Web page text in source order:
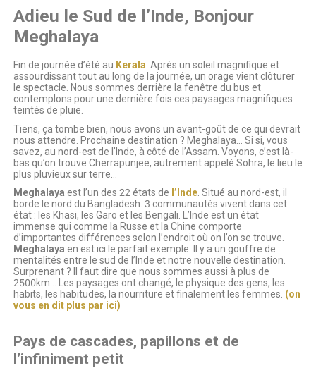
Adieu le Sud de l’Inde, Bonjour
Meghalaya
Fin de journée d’été au Kerala . Après un soleil magnifique et
assourdissant tout au long de la journée, un orage vient clôturer
le spectacle. Nous sommes derrière la fenêtre du bus et
contemplons pour une dernière fois ces paysages magnifiques
teintés de pluie.
Tiens, ça tombe bien, nous avons un avant-goût de ce qui devrait
nous attendre. Prochaine destination ? Meghalaya… Si si, vous
savez, au nord-est de l’Inde, à côté de l’Assam. Voyons, c’est là-
bas qu’on trouve Cherrapunjee, autrement appelé Sohra, le lieu le
plus pluvieux sur terre…
Meghalaya est l’un des 22 états de l’Inde. Situé au nord-est, il
borde le nord du Bangladesh. 3 communautés vivent dans cet
état : les Khasi, les Garo et les Bengali. L’Inde est un état
immense qui comme la Russe et la Chine comporte
d’importantes différences selon l’endroit où on l’on se trouve.
Meghalaya en est ici le parfait exemple. Il y a un gouffre de
mentalités entre le sud de l’Inde et notre nouvelle destination.
Surprenant ? Il faut dire que nous sommes aussi à plus de
2500km… Les paysages ont changé, le physique des gens, les
habits, les habitudes, la nourriture et finalement les femmes. (on
vous en dit plus par ici)
Pays de cascades, papillons et de
l’infiniment petit